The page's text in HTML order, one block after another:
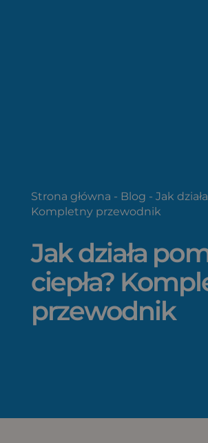
Strona główna - Blog - Jak
Kompletny przewodnik
Jak działa
ciepła?
przewodnik